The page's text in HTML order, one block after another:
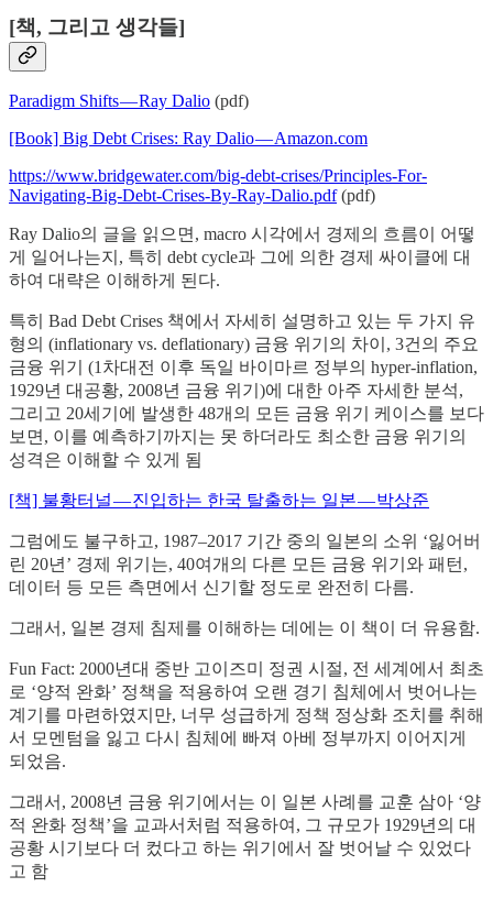
[책, 그리고 생각들]
Paradigm Shifts — Ray Dalio (pdf)
[Book] Big Debt Crises: Ray Dalio — Amazon.com
https://www.bridgewater.com/big-debt-crises/Principles-For-
Navigating-Big-Debt-Crises-By-Ray-Dalio.pdf(pdf)
Ray Dalio의 글을 읽으면, macro 시각에서 경제의 흐름이 어떻
게 일어나는지, 특히 debt cycle과 그에 의한 경제 싸이클에 대
하여 대략은 이해하게 된다.
특히 Bad Debt Crises 책에서 자세히 설명하고 있는 두 가지 유
형의 (inflationary vs. deflationary) 금융 위기의 차이, 3건의 주요
금융 위기 (1차대전 이후 독일 바이마르 정부의 hyper-inflation,
1929년 대공황, 2008년 금융 위기)에 대한 아주 자세한 분석,
그리고 20세기에 발생한 48개의 모든 금융 위기 케이스를 보다
보면, 이를 예측하기까지는 못 하더라도 최소한 금융 위기의
성격은 이해할 수 있게 됨
[책] 불황터널 — 진입하는 한국 탈출하는 일본 — 박상준
그럼에도 불구하고, 1987–2017 기간 중의 일본의 소위 ‘잃어버
린 20년’ 경제 위기는, 40여개의 다른 모든 금융 위기와 패턴,
데이터 등 모든 측면에서 신기할 정도로 완전히 다름.
그래서, 일본 경제 침제를 이해하는 데에는 이 책이 더 유용함.
Fun Fact: 2000년대 중반 고이즈미 정권 시절, 전 세계에서 최초
로 ‘양적 완화’ 정책을 적용하여 오랜 경기 침체에서 벗어나는
계기를 마련하였지만, 너무 성급하게 정책 정상화 조치를 취해
서 모멘텀을 잃고 다시 침체에 빠져 아베 정부까지 이어지게
되었음.
그래서, 2008년 금융 위기에서는 이 일본 사례를 교훈 삼아 ‘양
적 완화 정책’을 교과서처럼 적용하여, 그 규모가 1929년의 대
공황 시기보다 더 컸다고 하는 위기에서 잘 벗어날 수 있었다
고 함